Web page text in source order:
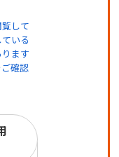
して
いる
ます
確認